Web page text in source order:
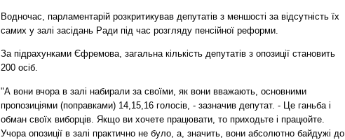
Водночас, парламентарій розкритикував депутатів з меншості за відсутність їх
самих у залі засідань Ради під час розгляду пенсійної реформи.
За підрахунками Єфремова, загальна кількість депутатів з опозиції становить
200 осіб.
"А вони вчора в залі набирали за своїми, як вони вважають, основними
пропозиціями (поправками) 14,15,16 голосів, - зазначив депутат. - Це ганьба і
обман своїх виборців. Якщо ви хочете працювати, то приходьте і працюйте.
Учора опозиції в залі практично не було, а, значить, вони абсолютно байдужі до